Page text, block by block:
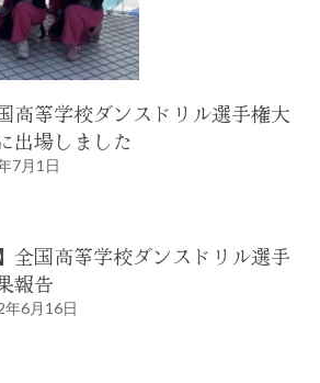
高等学校ダンスドリル選手権大
出場しました
7月1日
全国高等学校ダンスドリル選手
報告
年6月16日